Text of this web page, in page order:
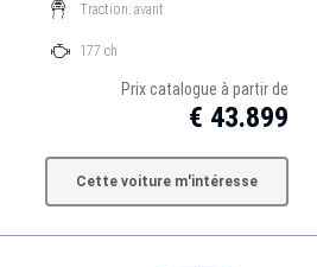
Traction: avant
177 ch
Prix catalogue à partir de
€ 43.899
Cette voiture m'intéresse